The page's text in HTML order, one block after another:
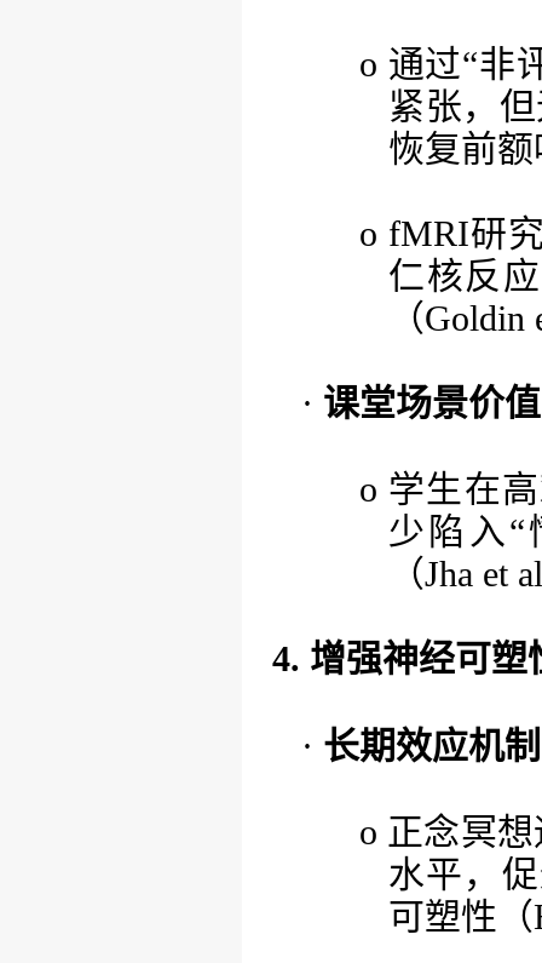
o 通过“非
紧张，
恢复前
o fMRI研
仁核反
（
· 课堂场景价值
o 学生在
少陷入 “
（Jha et
4. 增强神经可塑
· 长期效应机制
o 正念冥
水平，
可塑性（